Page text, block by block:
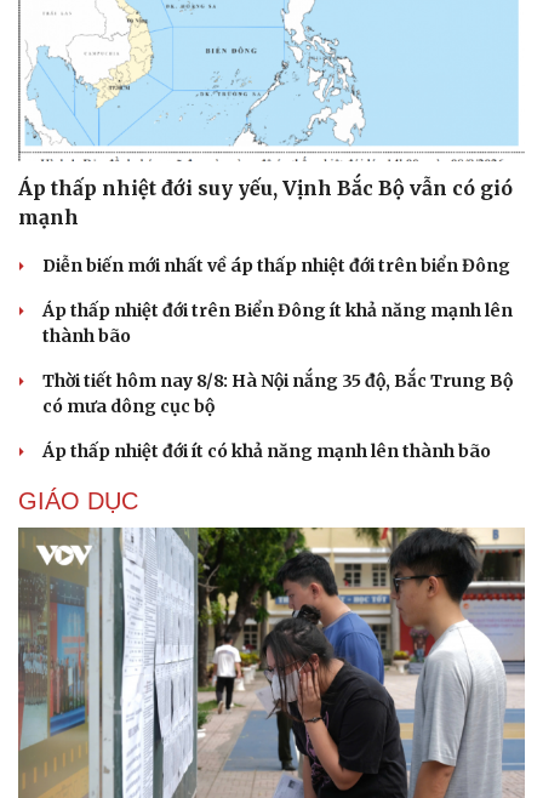
Cải chính
Áp thấp nhiệt đới suy yếu, Vịnh Bắc Bộ vẫn có gió
mạnh
Diễn biến mới nhất về áp thấp nhiệt đới trên biển Đông
Áp thấp nhiệt đới trên Biển Đông ít khả năng mạnh lên
thành bão
Thời tiết hôm nay 8/8: Hà Nội nắng 35 độ, Bắc Trung Bộ
có mưa dông cục bộ
Áp thấp nhiệt đới ít có khả năng mạnh lên thành bão
GIÁO DỤC